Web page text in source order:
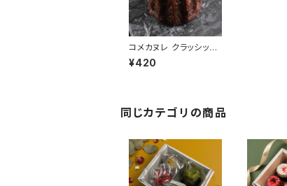
コメカヌレ クラッシッ
ク・プレーン 小麦を使
わないグルテンフリーの
¥420
同じカテゴリの商品